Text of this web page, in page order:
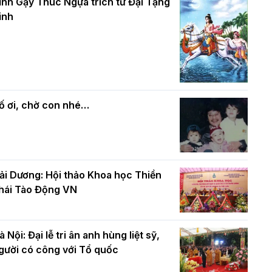
mừng Đại lễ Phật đản PL.2570 –
mùa Phật đản PL.2570
Phật giáo chính tín Phần 7: Luật nhân
quả
ơi, chờ con nhé…
Dương: Hội thảo Khoa học Thiền
Tào Động VN
Nội: Đại lễ tri ân anh hùng liệt sỹ,
có công với Tổ quốc